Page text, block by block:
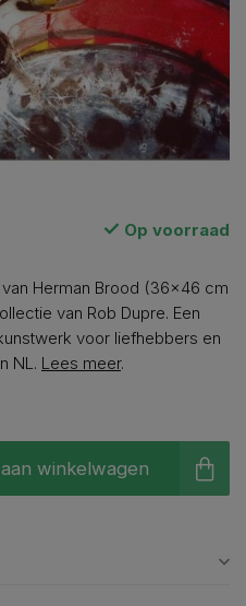
Op voorraad
Herman Brood (36×46 cm
van Rob Dupre. Een
voor liefhebbers en
NL. Lees meer.
winkelwagen